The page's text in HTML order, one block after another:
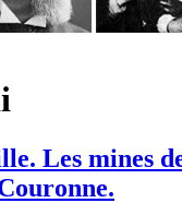
Les mines